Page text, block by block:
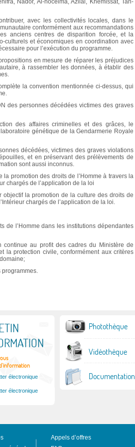
de l’Homme sur le projet de loi n°
27.14 relatif à la lutte contre la
Nador, Al-hoceima, Azilal, Khémissat, Tan-
avec les collectivités locales, dans le
conformément aux recommandations
anciens centres de disparition forcée, et la
culturels et économiques en coordination avec
pour l’exécution du programme.
en mesure de réparer les préjudices
à rassembler les données, à établir des
la convention mentionnée ci-dessus, qui
des personnes décédées victimes des graves
des affaires criminelles et des grâces, le
génétique de la Gendarmerie Royale
décédées, victimes des graves violations
et en préservant des prélèvements de
sont aussi inconnus.
promotion des droits de l’Homme à travers la
chargés de l’application de la loi
objectif la promotion de la culture des droits de
chargés de l’application de la loi.
de l’Homme dans les institutions dépendantes
au profit des cadres du Ministère de
la protection civile, conformément aux critères
programmes.
électronique
électronique
Photothèque
Vidéothèque
Documentation
Appels d’offres